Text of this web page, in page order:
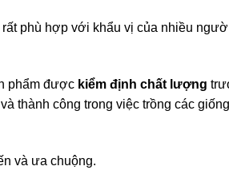
phù hợp với khẩu vị của nhiều
phẩm được kiểm định chất lượng
thành công trong việc trồng các giống
và ưa chuộng.